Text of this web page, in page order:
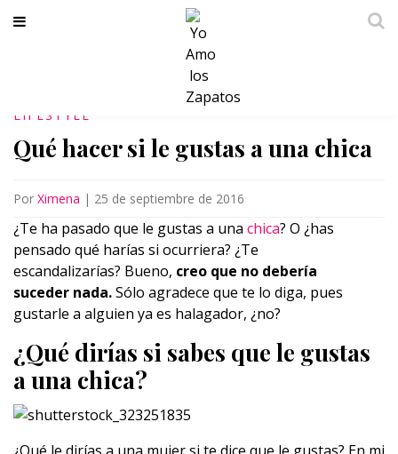
LIFESTYLE
Qué hacer si le gustas a una chica
Por Ximena | 25 de septiembre de 2016
¿Te ha pasado que le gustas a una chica? O ¿has
pensado qué harías si ocurriera? ¿Te
escandalizarías? Bueno, creo que no debería
suceder nada.Sólo agradece que te lo diga, pues
gustarle a alguien ya es halagador, ¿no?
¿Qué dirías si sabes que le gustas
a una chica?